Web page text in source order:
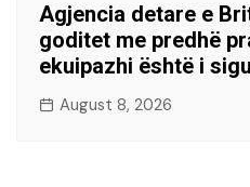
Agjencia detare e
goditet me predhë
ekuipazhi është i
August 8, 2026